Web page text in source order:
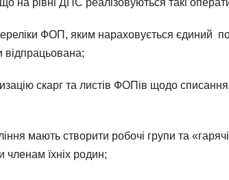
на рівні ДПС реалізовуються такі
ФОП, яким нараховується єдиний
відпрацьована;
скарг та листів ФОПів щодо списання
мають створити робочі групи та
членам їхніх родин;